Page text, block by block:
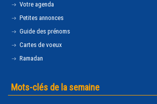
Votre agenda
Petites annonces
Guide des prénoms
Cartes de voeux
Ramadan
Mots-clés de la semaine